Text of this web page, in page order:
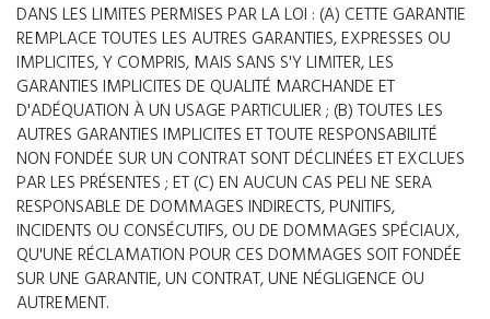
DANS LES LIMITES PERMISES PAR LA LOI : (A) CETTE GARANTIE
REMPLACE TOUTES LES AUTRES GARANTIES, EXPRESSES OU
IMPLICITES, Y COMPRIS, MAIS SANS S'Y LIMITER, LES
GARANTIES IMPLICITES DE QUALITÉ MARCHANDE ET
D'ADÉQUATION À UN USAGE PARTICULIER ; (B) TOUTES LES
AUTRES GARANTIES IMPLICITES ET TOUTE RESPONSABILITÉ
NON FONDÉE SUR UN CONTRAT SONT DÉCLINÉES ET EXCLUES
PAR LES PRÉSENTES ; ET (C) EN AUCUN CAS PELI NE SERA
RESPONSABLE DE DOMMAGES INDIRECTS, PUNITIFS,
INCIDENTS OU CONSÉCUTIFS, OU DE DOMMAGES SPÉCIAUX,
QU'UNE RÉCLAMATION POUR CES DOMMAGES SOIT FONDÉE
SUR UNE GARANTIE, UN CONTRAT, UNE NÉGLIGENCE OU
AUTREMENT.